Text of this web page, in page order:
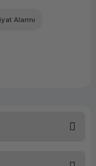
Alarmı